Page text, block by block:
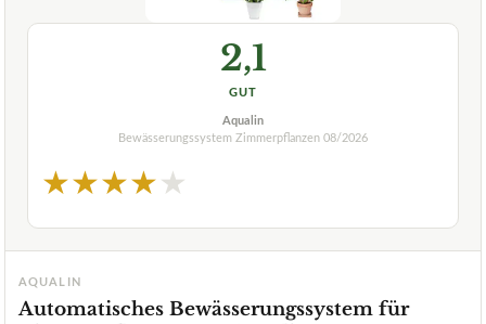
2,1
GUT
Aqualin
Bewässerungssystem Zimmerpflanzen 08/2026
★★★★★
AQUALIN
Automatisches Bewässerungssystem für